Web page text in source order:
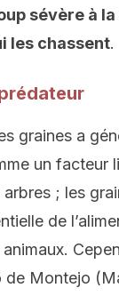
sévère à
les chassent.
graines a
un facteur
; les
de
de Montejo